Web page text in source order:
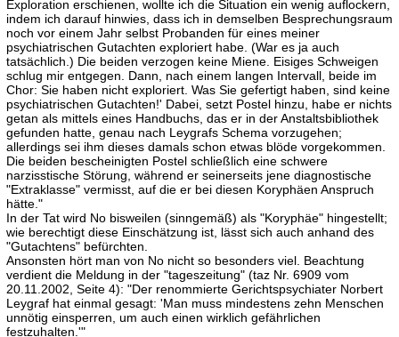
Exploration erschienen, wollte ich die Situation ein wenig auflockern,
indem ich darauf hinwies, dass ich in demselben Besprechungsraum
noch vor einem Jahr selbst Probanden für eines meiner
psychiatrischen Gutachten exploriert habe. (War es ja auch
tatsächlich.) Die beiden verzogen keine Miene. Eisiges Schweigen
schlug mir entgegen. Dann, nach einem langen Intervall, beide im
Chor: Sie haben nicht exploriert. Was Sie gefertigt haben, sind keine
psychiatrischen Gutachten!' Dabei, setzt Postel hinzu, habe er nichts
getan als mittels eines Handbuchs, das er in der Anstaltsbibliothek
gefunden hatte, genau nach Leygrafs Schema vorzugehen;
allerdings sei ihm dieses damals schon etwas blöde vorgekommen.
Die beiden bescheinigten Postel schließlich eine schwere
narzisstische Störung, während er seinerseits jene diagnostische
"Extraklasse" vermisst, auf die er bei diesen Koryphäen Anspruch
hätte."
In der Tat wird No bisweilen (sinngemäß) als "Koryphäe" hingestellt;
wie berechtigt diese Einschätzung ist, lässt sich auch anhand des
"Gutachtens" befürchten.
Ansonsten hört man von No nicht so besonders viel. Beachtung
verdient die Meldung in der "tageszeitung" (taz Nr. 6909 vom
20.11.2002, Seite 4): "Der renommierte Gerichtspsychiater Norbert
Leygraf hat einmal gesagt: 'Man muss mindestens zehn Menschen
unnötig einsperren, um auch einen wirklich gefährlichen
festzuhalten.'"